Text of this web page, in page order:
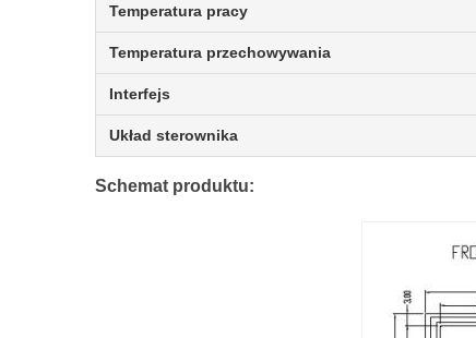
Temperatura pracy
Temperatura przechowywania
Interfejs
Układ sterownika
Schemat produktu: